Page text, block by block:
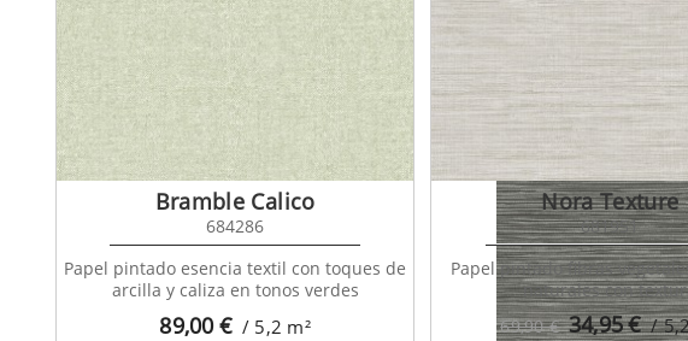
89,00€ / 5,2 m²
Bramble Calico
684286
Papel pintado esencia textil con toques de
arcilla y caliza en tonos verdes
69,90 € 34,95€ /
Nora Texture
681951
Papel pintado fibras
naturales con